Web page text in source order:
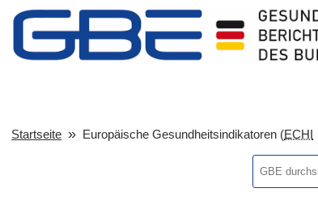
Startseite Europäische Gesundheitsindikatoren (ECHI